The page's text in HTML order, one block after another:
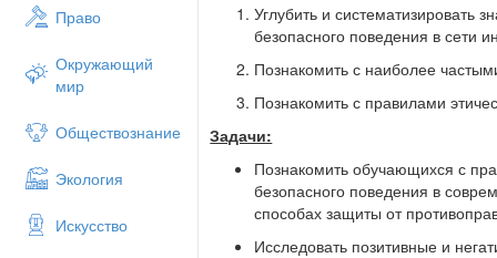
Право
Окружающий
мир
Обществознание
Экология
Искусство
Углубить и систематизировать
безопасного поведения в сети
Познакомить с наиболее
Познакомить с правилами
Задачи:
Познакомить обучающихся с
безопасного поведения в
способах защиты от
Исследовать позитивные и